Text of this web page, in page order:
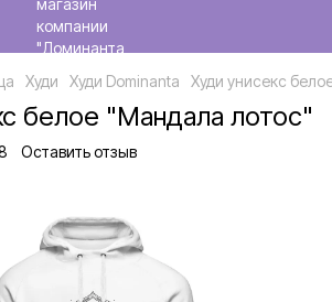
Худи Худи Dominanta Худи унисекс
белое "Мандала лотос"
Оставить отзыв